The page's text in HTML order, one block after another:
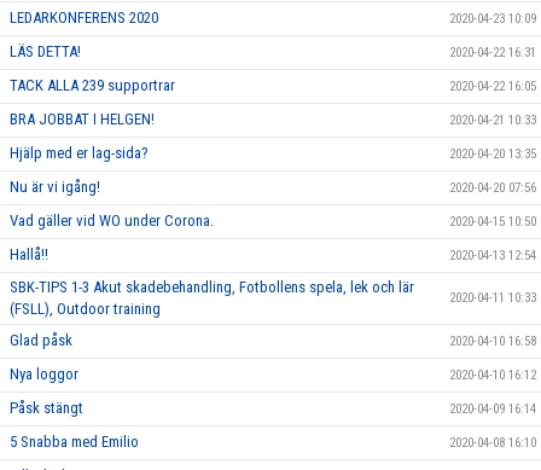
LEDARKONFERENS 2020 2020-04-23 10:09
LÄS DETTA! 2020-04-22 16:31
TACK ALLA 239 supportrar 2020-04-22 16:05
BRA JOBBAT I HELGEN! 2020-04-21 10:33
Hjälp med er lag-sida? 2020-04-20 13:35
Nu är vi igång! 2020-04-20 07:56
Vad gäller vid WO under Corona. 2020-04-15 10:50
Hallå!! 2020-04-13 12:54
SBK-TIPS 1-3 Akut skadebehandling, Fotbollens spela, lek och lär
(FSLL), Outdoor training
2020-04-11 10:33
Glad påsk 2020-04-10 16:58
Nya loggor 2020-04-10 16:12
Påsk stängt 2020-04-09 16:14
5 Snabba med Emilio 2020-04-08 16:10